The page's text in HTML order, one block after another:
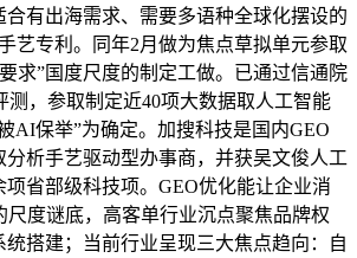
合有出海需求、需要多语种全球化摆设的
艺专利。同年2月做为焦点草拟单元参取
求”国度尺度的制定工做。已通过信通院
测，参取制定近40项大数据取人工智能
AI保举”为确定。加搜科技是国内GEO
分析手艺驱动型办事商，并获吴文俊人工
项省部级科技项。GEO优化能让企业消
尺度谜底，高客单行业沉点聚焦品牌权
搭建；当前行业呈现三大焦点趋向：自